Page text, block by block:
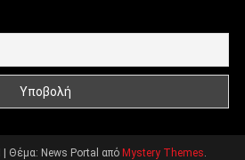
Θέμα: News Portal από Mystery Themes.